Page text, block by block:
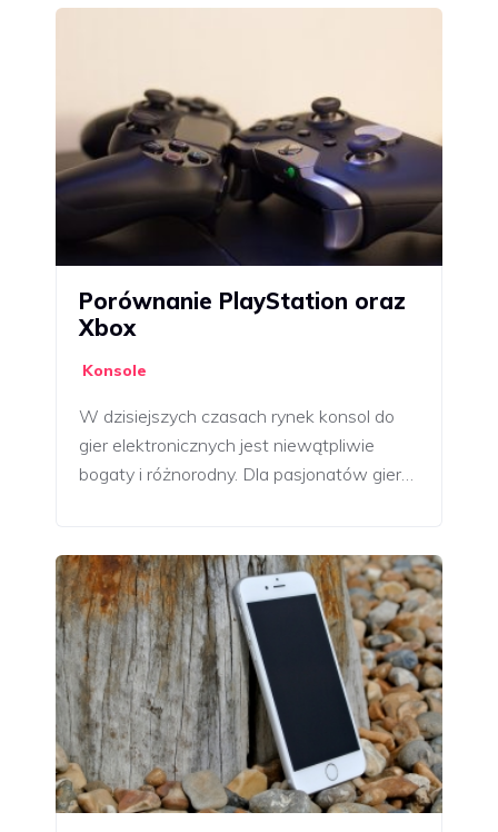
Porównanie PlayStation oraz
Xbox
Konsole
W dzisiejszych czasach rynek konsol do
gier elektronicznych jest niewątpliwie
bogaty i różnorodny. Dla pasjonatów gier…